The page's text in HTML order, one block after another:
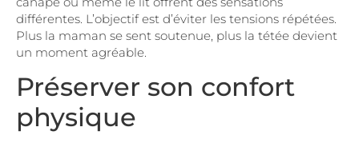
différentes. L’objectif est d’éviter les tensions répétées.
Plus la maman se sent soutenue, plus la tétée devient
un moment agréable.
Préserver son confort
physique